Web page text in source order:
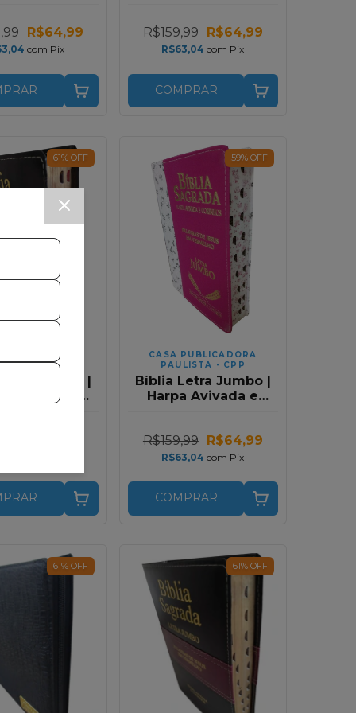
R$64,99
com Pix
Claro
R$159,99 R$64,99
R$63,04com Pix
COMPRAR
61% OFF
Jumbo |
Avivada e
59% OFF
CASA PUBLICADORA
PAULISTA - CPP
Bíblia Letra Jumbo |
Harpa Avivada e
R$159,99 R$64,99
R$63,04com Pix
COMPRAR
61% OFF 61% OFF